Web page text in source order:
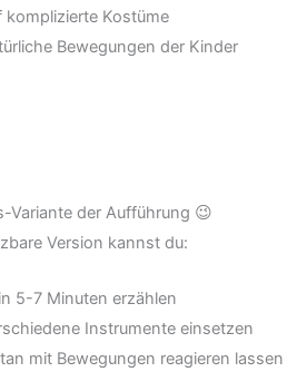
komplizierte Kostüme
Bewegungen der Kinder
Variante der Aufführung 😉
Version kannst du:
5-7 Minuten erzählen
Instrumente einsetzen
mit Bewegungen reagieren lassen